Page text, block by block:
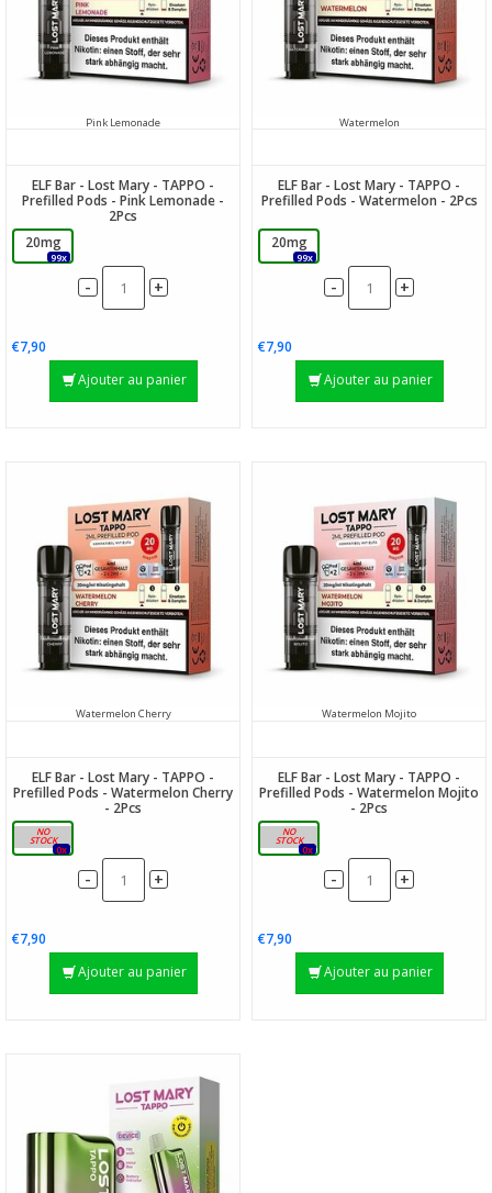
Pink Lemonade
ELF Bar - Lost Mary - TAPPO -
Prefilled Pods - Pink Lemonade -
2Pcs
20mg
99x
- +
€7,90
Ajouter au panier
Watermelon
ELF Bar - Lost Mary - TAPPO -
Prefilled Pods - Watermelon - 2Pcs
20mg
99x
- +
€7,90
Ajouter au panier
Watermelon Cherry
ELF Bar - Lost Mary - TAPPO -
Prefilled Pods - Watermelon Cherry
- 2Pcs
20mg
0x
- +
€7,90
Ajouter au panier
Watermelon Mojito
ELF Bar - Lost Mary - TAPPO -
Prefilled Pods - Watermelon Mojito
- 2Pcs
20mg
0x
- +
€7,90
Ajouter au panier